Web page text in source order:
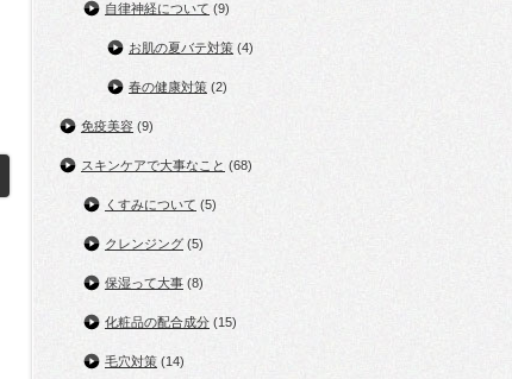
自律神経について (9)
お肌の夏バテ対策 (4)
春の健康対策 (2)
免疫美容 (9)
スキンケアで大事なこと (68)
くすみについて (5)
クレンジング (5)
保湿って大事 (8)
化粧品の配合成分 (15)
毛穴対策 (14)